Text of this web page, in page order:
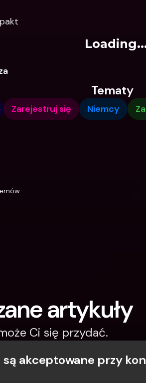
Tematy
Zarejestruj się Niemcy
artykuły
Ci się przydać.
są akceptowane przy